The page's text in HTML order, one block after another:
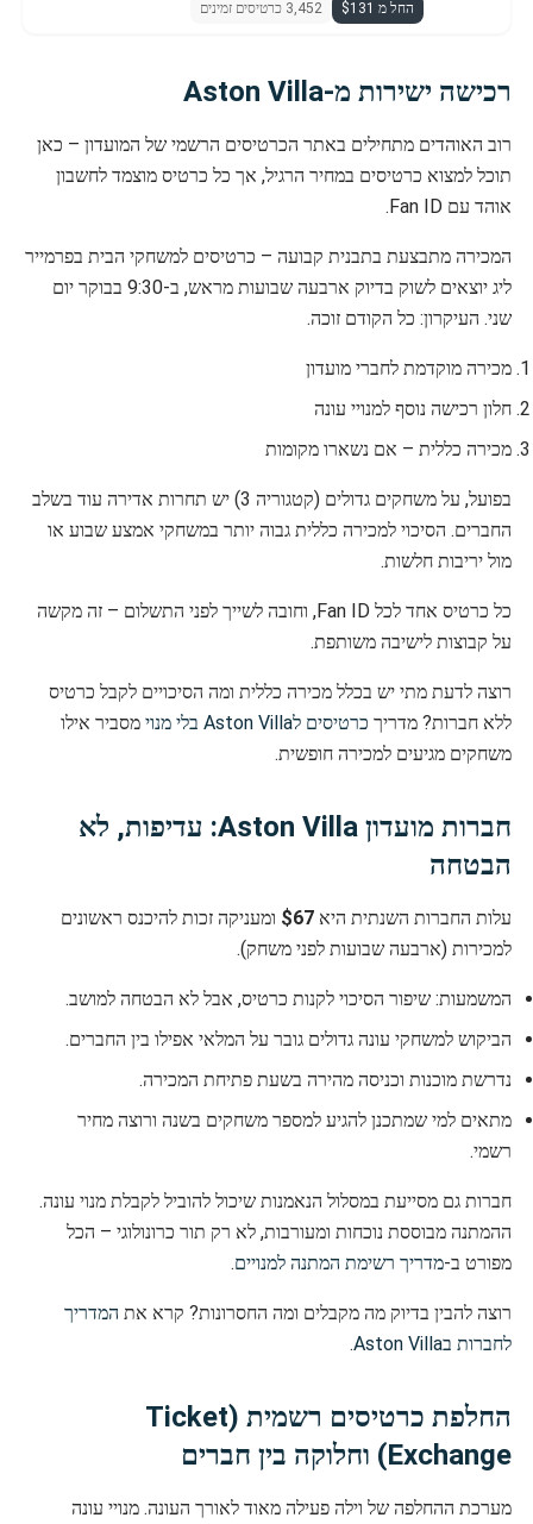
החל מ $131
3,452 כרטיסים זמינים
רכישה ישירות מ-Aston Villa
רוב האוהדים מתחילים באתר הכרטיסים הרשמי של המועדון – כאן
תוכל למצוא כרטיסים במחיר הרגיל, אך כל כרטיס מוצמד לחשבון
אוהד עם Fan ID.
המכירה מתבצעת בתבנית קבועה – כרטיסים למשחקי הבית בפרמייר
ליג יוצאים לשוק בדיוק ארבעה שבועות מראש, ב-9:30 בבוקר יום
שני. העיקרון: כל הקודם זוכה.
מכירה מוקדמת לחברי מועדון
חלון רכישה נוסף למנויי עונה
מכירה כללית – אם נשארו מקומות
בפועל, על משחקים גדולים (קטגוריה 3) יש תחרות אדירה עוד בשלב
החברים. הסיכוי למכירה כללית גבוה יותר במשחקי אמצע שבוע או
מול יריבות חלשות.
כל כרטיס אחד לכל Fan ID, וחובה לשייך לפני התשלום – זה מקשה
על קבוצות לישיבה משותפת.
רוצה לדעת מתי יש בכלל מכירה כללית ומה הסיכויים לקבל כרטיס
ללא חברות? מדריך כרטיסים לAston Villa בלי מנוי
מסביר אילו
משחקים מגיעים למכירה חופשית.
חברות מועדון Aston Villa: עדיפות, לא
הבטחה
עלות החברות השנתית היא $67 ומעניקה זכות להיכנס ראשונים
למכירות (ארבעה שבועות לפני משחק).
המשמעות: שיפור הסיכוי לקנות כרטיס, אבל לא הבטחה למושב.
הביקוש למשחקי עונה גדולים גובר על המלאי אפילו בין החברים.
נדרשת מוכנות וכניסה מהירה בשעת פתיחת המכירה.
מתאים למי שמתכנן להגיע למספר משחקים בשנה ורוצה מחיר
רשמי.
חברות גם מסייעת במסלול הנאמנות שיכול להוביל לקבלת מנוי עונה.
ההמתנה מבוססת נוכחות ומעורבות, לא רק תור כרונולוגי – הכל
מפורט ב-מדריך רשימת המתנה למנויים.
רוצה להבין בדיוק מה מקבלים ומה החסרונות? קרא את המדריך
לחברות בAston Villa
.
החלפת כרטיסים רשמית (Ticket
Exchange) וחלוקה בין חברים
מערכת ההחלפה של וילה פעילה מאוד לאורך העונה. מנויי עונה